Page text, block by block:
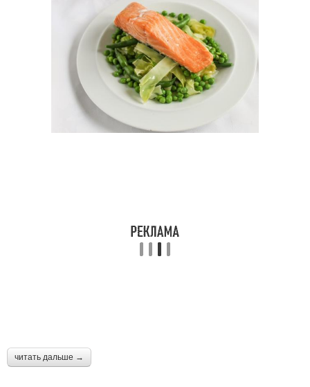
читать дальше →